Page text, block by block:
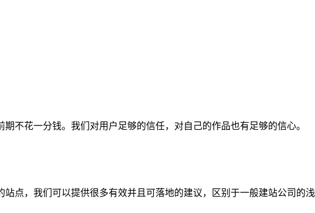
不花一分钱。我们对用户足够的信任，对自己的作品也有足够的信心。
点，我们可以提供很多有效并且可落地的建议，区别于一般建站公司的